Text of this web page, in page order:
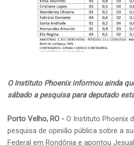
O Instituto Phoenix informou ainda
sábado a pesquisa para deputado
Porto Velho, RO - O Instituto Phoenix
pesquisa de opinião pública sobre a
Federal em Rondônia e apontou